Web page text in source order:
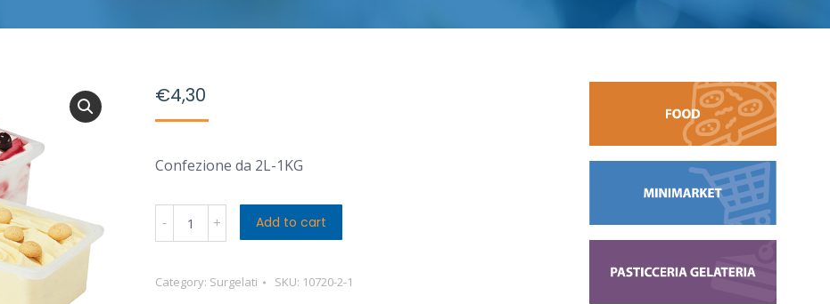
€4,30
Confezione da 2L-1KG
Nuova
Cremeria
Caffè
Add to cart
Category: Surgelati SKU: 10720-2-1